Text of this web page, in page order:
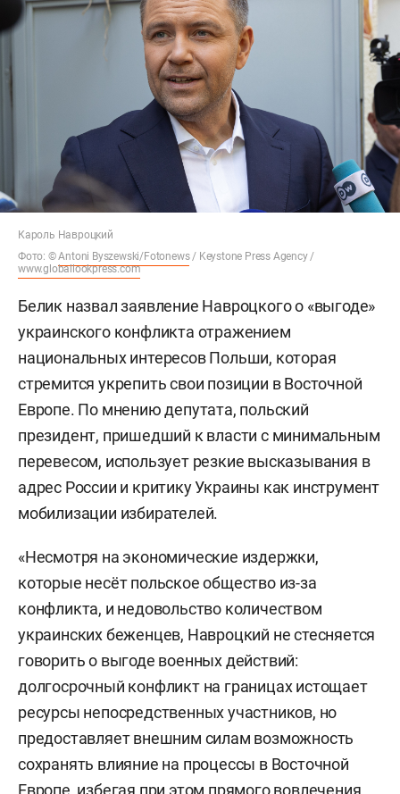
Кароль Навроцкий
Фото: ©Antoni Byszewski/Fotonews/ Keystone Press Agency /
www.globallookpress.com
Белик назвал заявление Навроцкого о «выгоде»
украинского конфликта отражением
национальных интересов Польши, которая
стремится укрепить свои позиции в Восточной
Европе. По мнению депутата, польский
президент, пришедший к власти с минимальным
перевесом, использует резкие высказывания в
адрес России и критику Украины как инструмент
мобилизации избирателей.
«Несмотря на экономические издержки,
которые несёт польское общество из-за
конфликта, и недовольство количеством
украинских беженцев, Навроцкий не стесняется
говорить о выгоде военных действий:
долгосрочный конфликт на границах истощает
ресурсы непосредственных участников, но
предоставляет внешним силам возможность
сохранять влияние на процессы в Восточной